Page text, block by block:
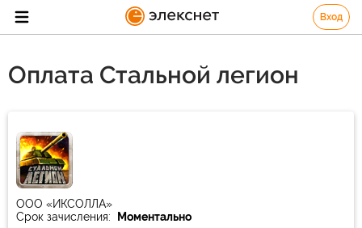
Вход
Оплата Стальной легион
ООО «ИКСОЛЛА»
Срок зачисления:
Моментально